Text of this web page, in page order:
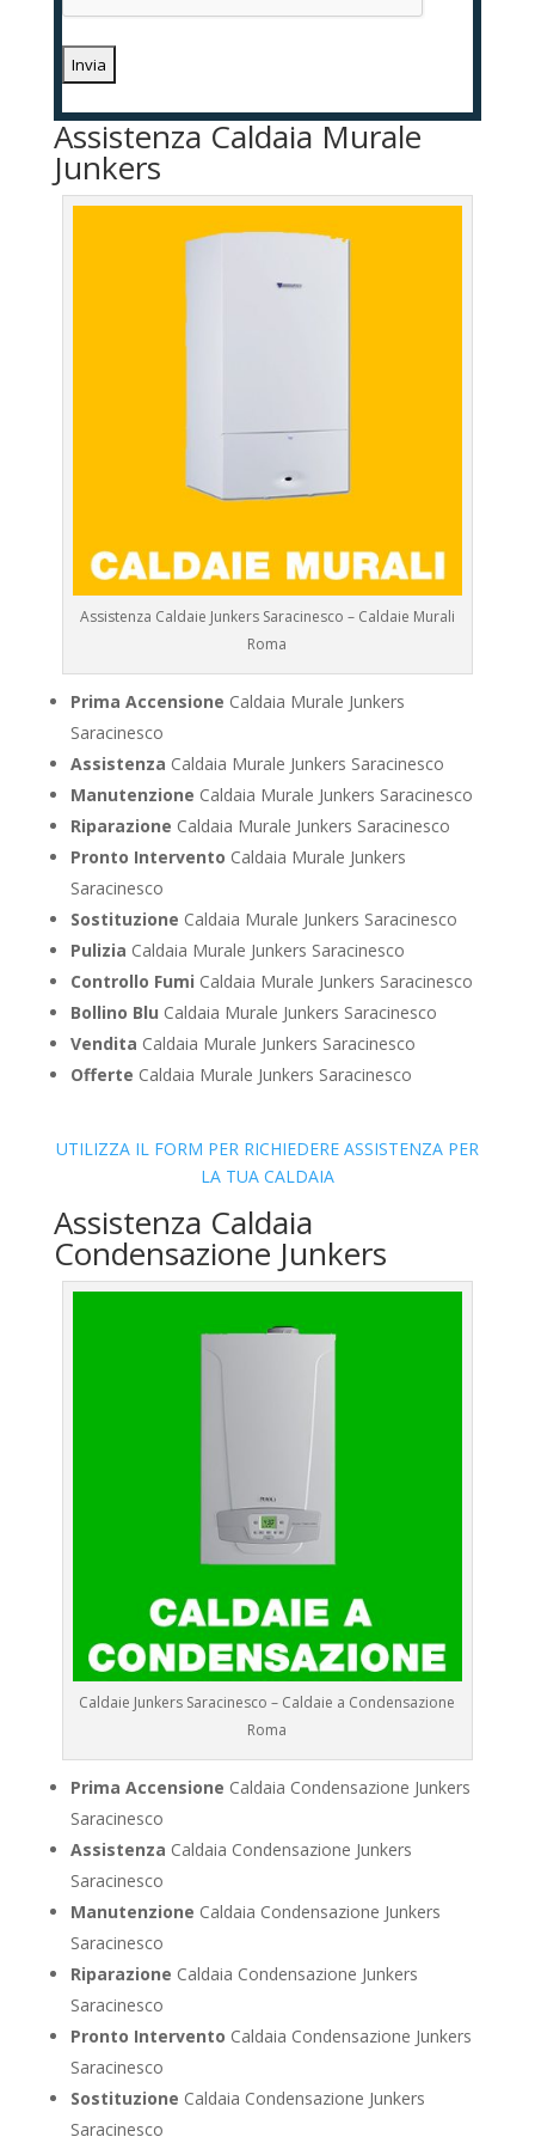
Assistenza Caldaia Murale
Junkers
Assistenza Caldaie Junkers Saracinesco – Caldaie Murali
Roma
Prima Accensione Caldaia Murale Junkers
Saracinesco
Assistenza Caldaia Murale Junkers Saracinesco
Manutenzione Caldaia Murale Junkers Saracinesco
Riparazione Caldaia Murale Junkers Saracinesco
Pronto Intervento Caldaia Murale Junkers
Saracinesco
Sostituzione Caldaia Murale Junkers Saracinesco
Pulizia Caldaia Murale Junkers Saracinesco
Controllo Fumi Caldaia Murale Junkers Saracinesco
Bollino Blu Caldaia Murale Junkers Saracinesco
Vendita Caldaia Murale Junkers Saracinesco
Offerte Caldaia Murale Junkers Saracinesco
UTILIZZA IL FORM PER RICHIEDERE ASSISTENZA PER
LA TUA CALDAIA
Assistenza Caldaia
Condensazione Junkers
Caldaie Junkers Saracinesco – Caldaie a Condensazione
Roma
Prima Accensione Caldaia Condensazione Junkers
Saracinesco
Assistenza Caldaia Condensazione Junkers
Saracinesco
Manutenzione Caldaia Condensazione Junkers
Saracinesco
Riparazione Caldaia Condensazione Junkers
Saracinesco
Pronto Intervento Caldaia Condensazione Junkers
Saracinesco
Sostituzione Caldaia Condensazione Junkers
Saracinesco